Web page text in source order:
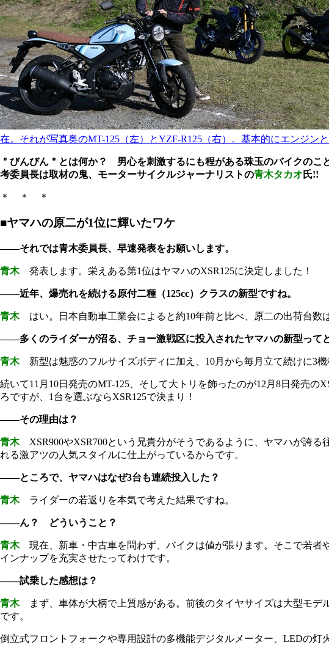
在。それが写真奥のMT-125（左）とYZF-R125（右）。基本的にエンジン
＂びんびん＂とは何か？ 男心を刺激するにも程がある珠玉のバイクの
考委員長は取材の鬼、モーターサイクルジャーナリストの青木タカオ 氏!!
＊ ＊ ＊
■ヤマハの原二が1位に輝いたワケ
――それでは青木委員長、早速発表をお願いします。
青木発表します。栄えある第1位はヤマハのXSR125に決定しました！
――近年、爆売れを続ける原付二種（125cc）クラスの新型ですね。
青木はい。日本自動車工業会によると約10年前と比べ、原二の出荷台数
――多くのライダーが沼る、チョー激戦区に投入されたヤマハの新型って
青木新型は魅惑のフルサイズボディに加え、10月から毎月立て続けに3機
続いて11月10日発売のMT-125、そして大トリを飾ったのが12月8日発売
ろですが、1台を選ぶならXSR125で決まり！
――その理由は？
青木XSR900やXSR700という兄貴分がそうであるように、ヤマハが誇る
れる激アツの人気スタイルに仕上がっているからです。
――ところで、ヤマハはなぜ3台も連続投入した？
青木ライダーの若返りを本気で考えた結果ですね。
――ん？ どういうこと？
青木現在、新車・中古車を問わず、バイクは値が張ります。そこで若者
インナップを充実させたってわけです。
――試乗した感想は？
青木まず、車体が大柄で上質感がある。前後のタイヤサイズは大型モデ
です。
倒立式フロントフォークや専用設計の多機能デジタルメーター、LEDの